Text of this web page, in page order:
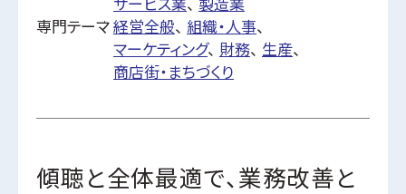
サービス業
製造業
専門テーマ 経営全般
組織・人事
マーケティング
財務
生産
商店街・まちづくり
傾聴と全体最適で、業務改善と